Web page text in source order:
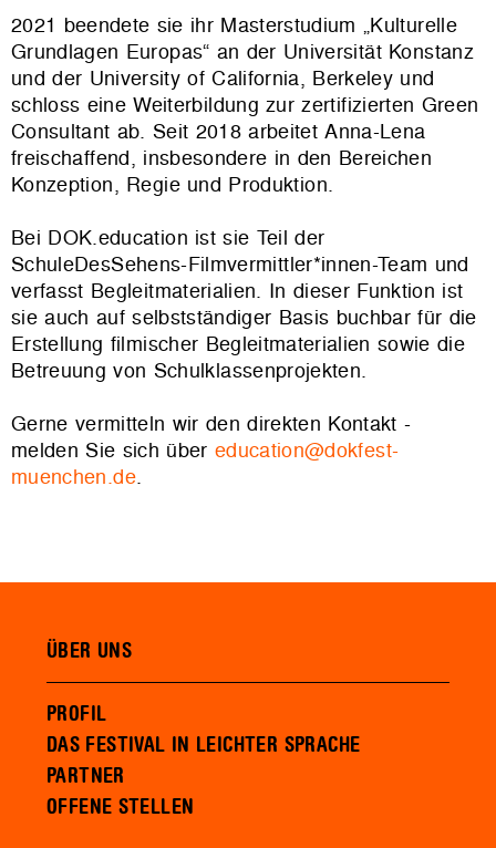
2021 beendete sie ihr Masterstudium „Kulturelle
Grundlagen Europas“ an der Universität Konstanz
und der University of California, Berkeley und
schloss eine Weiterbildung zur zertifizierten Green
Consultant ab. Seit 2018 arbeitet Anna-Lena
freischaffend, insbesondere in den Bereichen
Konzeption, Regie und Produktion.
Bei DOK.education ist sie Teil der
SchuleDesSehens-Filmvermittler*innen-Team und
verfasst Begleitmaterialien. In dieser Funktion ist
sie auch auf selbstständiger Basis buchbar für die
Erstellung filmischer Begleitmaterialien sowie die
Betreuung von Schulklassenprojekten.
Gerne vermitteln wir den direkten Kontakt -
melden Sie sich über education@dokfest-
muenchen.de.
ÜBER UNS
PROFIL
DAS FESTIVAL IN LEICHTER SPRACHE
PARTNER
OFFENE STELLEN